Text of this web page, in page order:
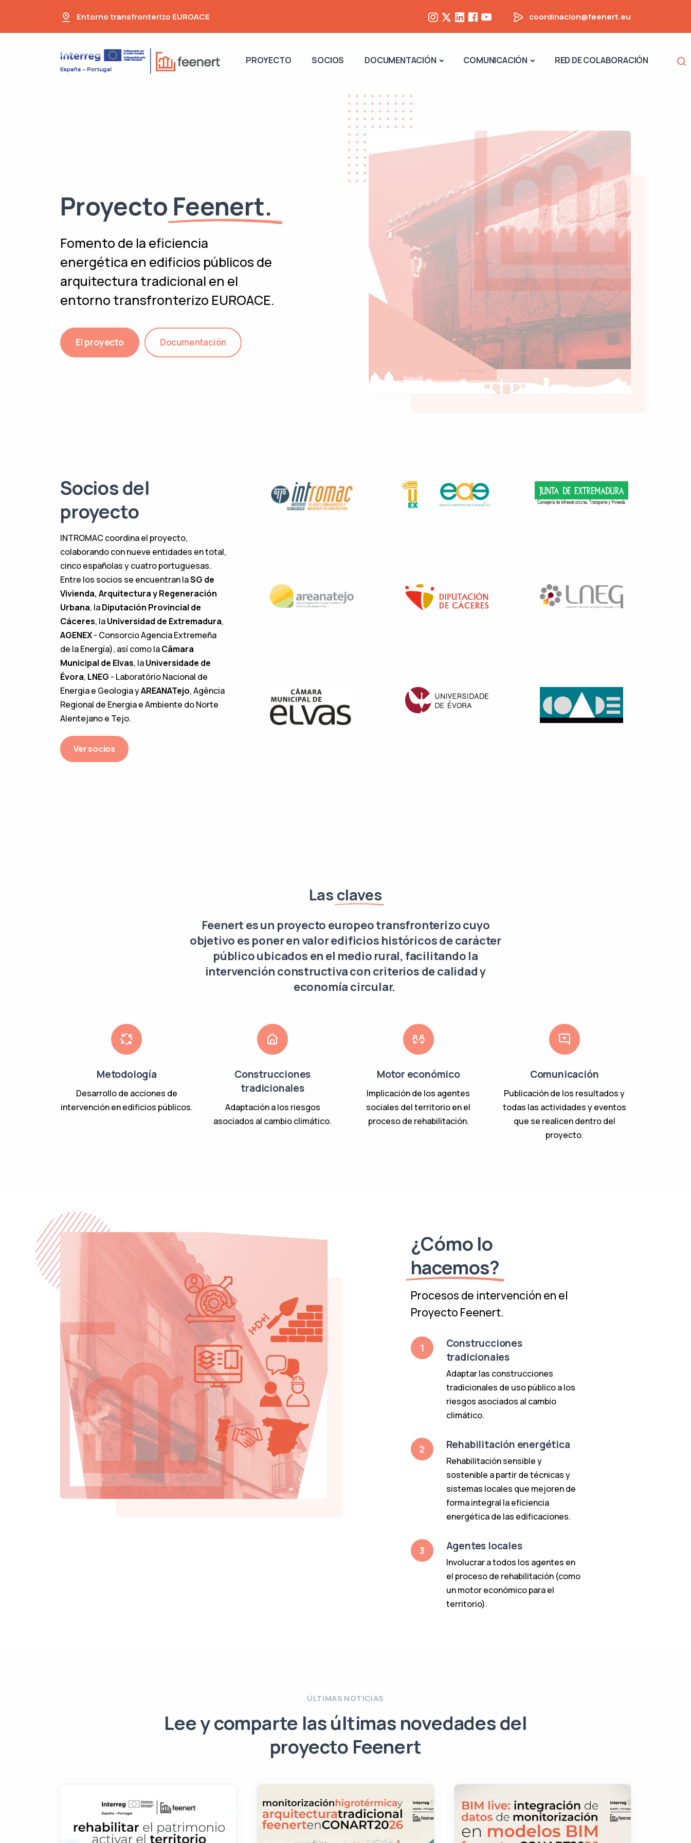
Entorno transfronterizo EUROACE coordinacion@feenert.eu
PROYECTO SOCIOS DOCUMENTACIÓN COMUNICACIÓN RED DE COLABORACIÓN
Proyecto Feenert.
Fomento de la eficiencia
energética en edificios públicos de
arquitectura tradicional en el
entorno transfronterizo EUROACE.
El proyecto Documentación
Socios del
proyecto
INTROMAC coordina el proyecto,
colaborando con nueve entidades en total,
cinco españolas y cuatro portuguesas.
Entre los socios se encuentran laSG de
Vivienda, Arquitectura y Regeneración
Urbana, laDiputación Provincial de
Cáceres, laUniversidad de Extremadura,
AGENEX- Consorcio Agencia Extremeña
de la Energía), así como laCâmara
Municipal de Elvas, laUniversidade de
Évora, LNEG - Laboratório Nacional de
Energia e Geologia yAREANATejo, Agência
Regional de Energia e Ambiente do Norte
Alentejano e Tejo.
Ver socios
Las claves
Feenert es un proyecto europeo transfronterizo cuyo
objetivo es poner en valor edificios históricos de carácter
público ubicados en el medio rural, facilitando la
intervención constructiva con criterios de calidad y
economía circular.
Metodología
Desarrollo de acciones de
intervención en edificios públicos.
Construcciones
tradicionales
Adaptación a los riesgos
asociados al cambio climático.
Motor económico
Implicación de los agentes
sociales del territorio en el
proceso de rehabilitación.
Comunicación
Publicación de los resultados y
todas las actividades y eventos
que se realicen dentro del
proyecto.
¿Cómo lo
hacemos?
Procesos de intervención en el
Proyecto Feenert.
1
Construcciones
tradicionales
Adaptar las construcciones
tradicionales de uso público a los
riesgos asociados al cambio
climático.
2 Rehabilitación energética
Rehabilitación sensible y
sostenible a partir de técnicas y
sistemas locales que mejoren de
forma integral la eficiencia
energética de las edificaciones.
3 Agentes locales
Involucrar a todos los agentes en
el proceso de rehabilitación (como
un motor económico para el
territorio).
ÚLTIMAS NOTICIAS
Lee y comparte las últimas novedades del
proyecto Feenert